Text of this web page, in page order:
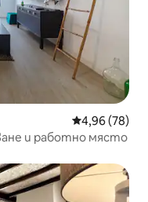
Средна
4,96 (78)
и работно място